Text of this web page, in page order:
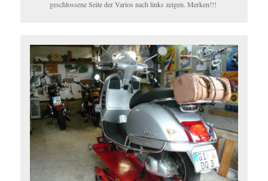
geschlossene Seite der Varios nach links zeigen. Merken!!!